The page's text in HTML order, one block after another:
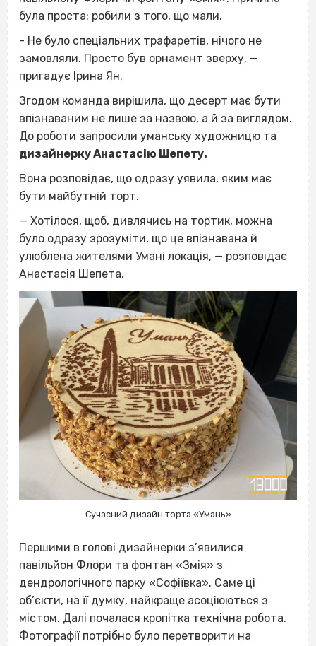
була проста: робили з того, що мали.
- Не було спеціальних трафаретів, нічого не
замовляли. Просто був орнамент зверху, —
пригадує Ірина Ян.
Згодом команда вирішила, що десерт має бути
впізнаваним не лише за назвою, а й за виглядом.
До роботи запросили уманську художницю та
дизайнерку Анастасію Шепету.
Вона розповідає, що одразу уявила, яким має
бути майбутній торт.
— Хотілося, щоб, дивлячись на тортик, можна
було одразу зрозуміти, що це впізнавана й
улюблена жителями Умані локація, — розповідає
Анастасія Шепета.
Сучасний дизайн торта «Умань»
Першими в голові дизайнерки з’явилися
павільйон Флори та фонтан «Змія» з
дендрологічного парку «Софіївка». Саме ці
об’єкти, на її думку, найкраще асоціюються з
містом. Далі почалася кропітка технічна робота.
Фотографії потрібно було перетворити на